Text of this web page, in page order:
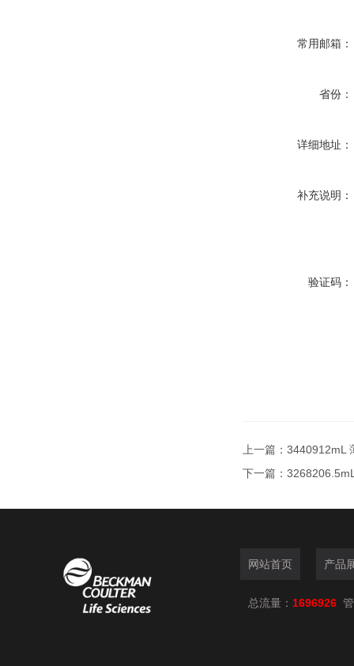
常用邮箱：
省份：
详细地址：
补充说明：
验证码：
上一篇： 3440912mL
下一篇：
网站首页 产品
总流量： 1696926